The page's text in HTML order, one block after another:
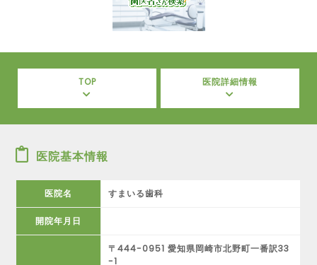
TOP 医院詳細情報
医院基本情報
医院名 すまいる歯科
開院年月日
〒444-0951 愛知県岡崎市北野町一番訳33
-1